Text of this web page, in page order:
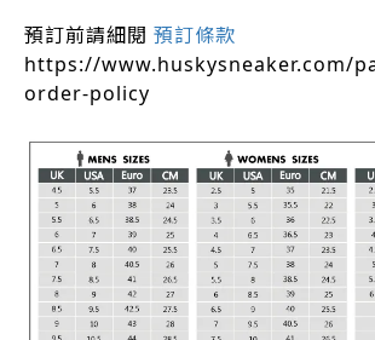
預訂前請細閱 預訂條款
https://www.huskysneaker.com/
order-policy